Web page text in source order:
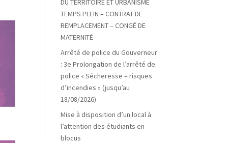
DU TERRITOIRE ET URBANISME
TEMPS PLEIN – CONTRAT DE
REMPLACEMENT – CONGÉ DE
MATERNITÉ
Arrêté de police du Gouverneur
: 3e Prolongation de l’arrêté de
police « Sécheresse – risques
d’incendies » (jusqu’au
18/08/2026)
Mise à disposition d’un local à
l’attention des étudiants en
blocus